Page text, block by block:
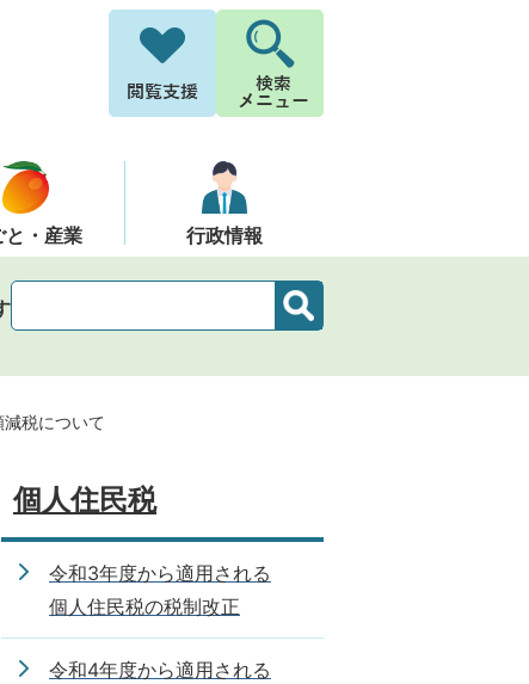
と・産業 行政情報
税について
個人住民税
令和3年度から適用される
個人住民税の税制改正
令和4年度から適用される